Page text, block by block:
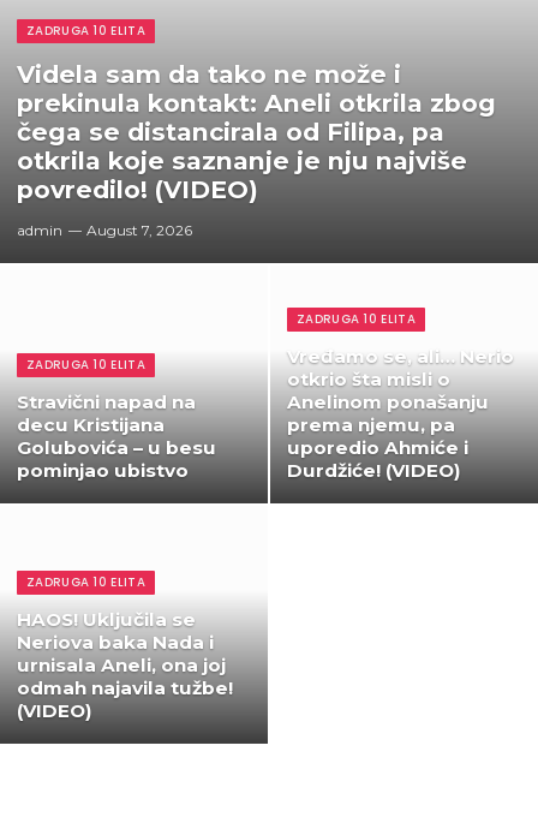
ZADRUGA 10 ELITA
Videla sam da tako ne može i
prekinula kontakt: Aneli otkrila zbog
čega se distancirala od Filipa, pa
otkrila koje saznanje je nju najviše
povredilo! (VIDEO)
admin August 7, 2026
ZADRUGA 10 ELITA
Stravični napad na
decu Kristijana
Golubovića – u besu
pominjao ubistvo
ZADRUGA 10 ELITA
Vređamo se, ali… Nerio
otkrio šta misli o
Anelinom ponašanju
prema njemu, pa
uporedio Ahmiće i
Durdžiće! (VIDEO)
ZADRUGA 10 ELITA
HAOS! Uključila se
Neriova baka Nada i
urnisala Aneli, ona joj
odmah najavila tužbe!
(VIDEO)